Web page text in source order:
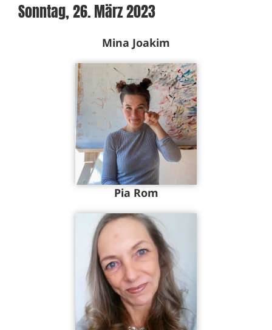
Sonntag, 26. März 2023
Mina Joakim
Pia Rom